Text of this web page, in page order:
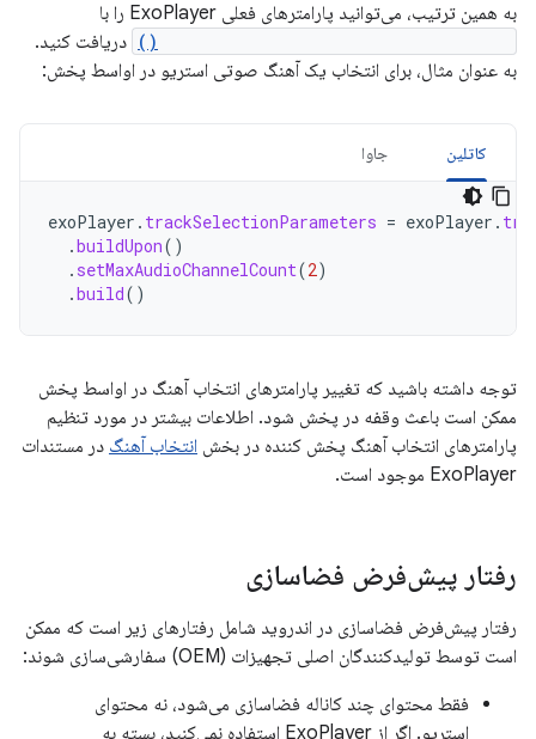
به همین ترتیب، می‌توانید پارامترهای فعلی ExoPlayer را با
دریافت کنید.
به عنوان مثال، برای انتخاب یک آهنگ صوتی استریو در اواسط پخش:
کاتلین جاوا
exoPlayer . trackSelectionParameters = exoPlayer .
.buildUpon()
. setMaxAudioChannelCount(2)
.build()
توجه داشته باشید که تغییر پارامترهای انتخاب آهنگ در اواسط پخش
ممکن است باعث وقفه در پخش شود. اطلاعات بیشتر در مورد تنظیم
پارامترهای انتخاب آهنگ پخش کننده در بخش انتخاب آهنگ در مستندات
ExoPlayer موجود است.
رفتار پیش‌فرض فضاسازی
رفتار پیش‌فرض فضاسازی در اندروید شامل رفتارهای زیر است که ممکن
است توسط تولیدکنندگان اصلی تجهیزات (OEM) سفارشی‌سازی شوند:
فقط محتوای چند کاناله فضاسازی می‌شود، نه محتوای
استریو. اگر از ExoPlayer استفاده نمی‌کنید، بسته به